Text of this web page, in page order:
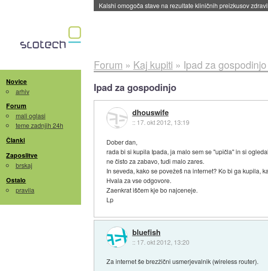
Sandisk že prodal več kot polovico SSD-jev za naslednji dve
Novice
arhiv
Forum
mali oglasi
teme zadnjih 24h
Članki
Zaposlitve
brskaj
Ostalo
pravila
Forum » Kaj kupiti » Ipad za gospodinjo
Ipad za gospodinjo
dhouswife
:: 17. okt 2012, 13:19
Dober dan,
rada bi si kupila Ipada, ja malo sem se "upičla" in si
ne čisto za zabavo, tudi malo zares.
In seveda, kako se povežeš na internet? Ko bi ga kupila,
Hvala za vse odgovore.
Zaenkrat iščem kje bo najceneje.
Lp
bluefish
:: 17. okt 2012, 13:20
Za internet še brezžični usmerjevalnik (wireless router).